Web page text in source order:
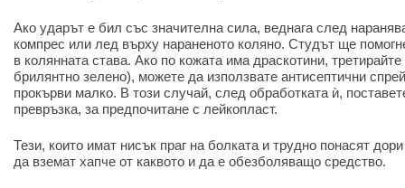
Ако ударът е бил със значителна сила, веднага след
компрес или лед върху нараненото коляно. Студът ще
в колянната става. Ако по кожата има драскотини,
брилянтно зелено), можете да използвате антисептични
прокърви малко. В този случай, след обработката ѝ,
превръзка, за предпочитане с лейкопласт.
Тези, които имат нисък праг на болката и трудно понасят
да вземат хапче от каквото и да е обезболяващо средство.